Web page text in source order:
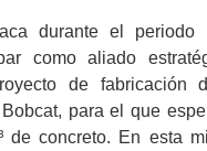
durante el periodo
como aliado
de fabricación
para el que
de concreto. En esta